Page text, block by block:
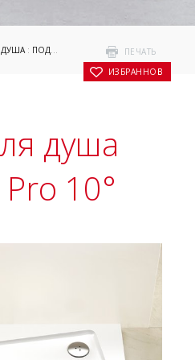
ПЕЧАТЬ
В ИЗБРАННОЕ
ДУША: ПОДДОНЫ GALAXY PRO 10°: ПОДДОН
душа
10°